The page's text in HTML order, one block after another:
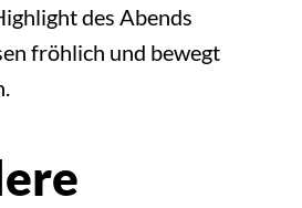
des Abends
fröhlich und bewegt